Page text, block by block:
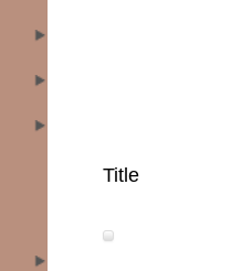
Title